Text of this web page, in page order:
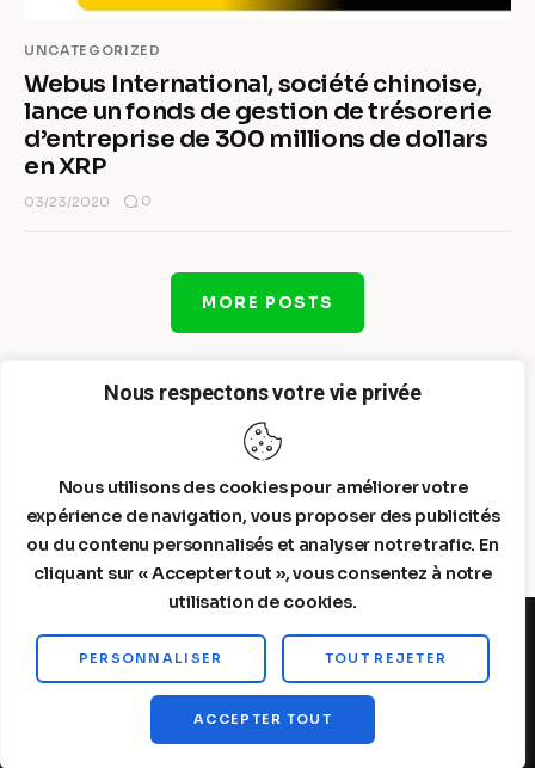
Nous respectons votre vie privée
Nous utilisons des cookies pour améliorer votre
expérience de navigation, vous proposer des publicités
ou du contenu personnalisés et analyser notre trafic. En
cliquant sur « Accepter tout », vous consentez à notre
utilisation de cookies.
PERSONNALISER TOUT REJETER
ACCEPTER TOUT
UNCATEGORIZED
Webus International, société chinoise,
lance un fonds de gestion de trésorerie
d’entreprise de 300 millions de dollars
en XRP
03/23/2020 0
MORE POSTS
Steelldy© 2026. All Rights Reserved.